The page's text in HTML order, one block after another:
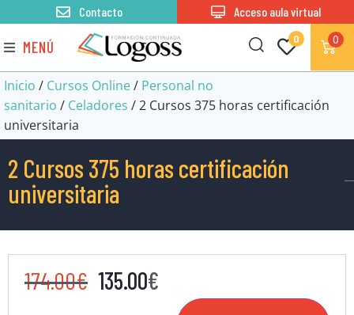
MENÚ 0 0
Contacto Acceso aula virtual
Inicio / Cursos Online/ Personal no
sanitario / Celadores / 2 Cursos 375 horas certificación
universitaria
2 Cursos 375 horas certificación
universitaria
174.00€ 135.00€